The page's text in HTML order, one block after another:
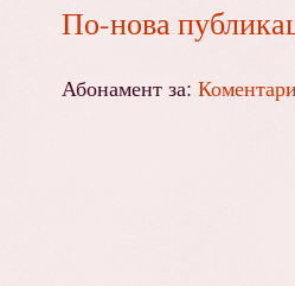
По-нова
Абонамент за: